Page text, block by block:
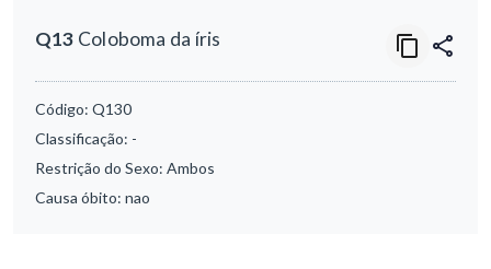
Q13 Coloboma da íris
Código: Q130
Classificação: -
Restrição do Sexo: Ambos
Causa óbito: nao